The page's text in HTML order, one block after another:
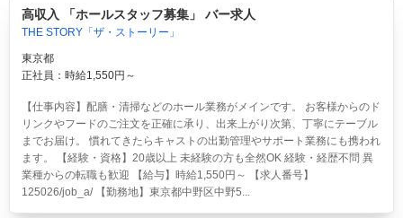
高収入 「ホールスタッフ募集」 バー求人
THE STORY「ザ・ストーリー」
東京都
正社員：時給1,550円～
【仕事内容】配膳・清掃などのホール業務がメインです。 お客様からのド
リンクやフードのご注文を正確に承り、出来上がり次第、丁寧にテーブル
までお届け。 慣れてきたらキャストの出勤管理やサポート業務にも携われ
ます。 【経験・資格】20歳以上 未経験の方も全然OK 経験・経歴不問 異
業種からの転職も歓迎 【給与】時給1,550円～ 【求人番号】
125026/job_a/ 【勤務地】東京都中野区中野5...